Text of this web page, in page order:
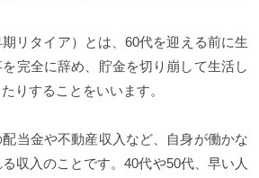
リタイア）とは、60代を迎える前に生
完全に辞め、貯金を切り崩して生活し
りすることをいいます。
当金や不動産収入など、自身が働かな
収入のことです。40代や50代、早い人